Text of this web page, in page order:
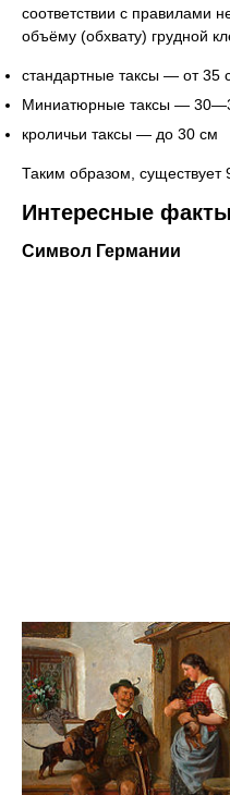
соответствии с правилами
объёму (обхвату) грудной
стандартные таксы — от 35
Миниатюрные таксы —
кроличьи таксы — до 30 см
Таким образом, существует
Интересные факты
Символ Германии